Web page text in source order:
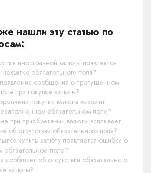
нашли эту статью по
иностранной валюты появляется
обязательного поля?
сообщения о пропущенном
при покупке валюты?
покупки валюты выходит
обязательном поле?
при приобретении валюты всплывает
об отсутствии обязательного поля?
купить валюту появляется ошибка о
обязательном поле?
сообщает об отсутствии обязательного
валюты?